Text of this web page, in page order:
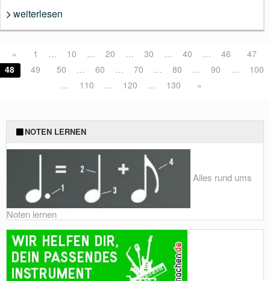
weiterlesen
« 1 … 10 … 20 … 30 … 40 … 46
47
48
49 50 … 60 … 70 … 80 … 90 …
100
…
110 … 120 … 130 »
NOTEN LERNEN
Alles rund ums
Noten lernen